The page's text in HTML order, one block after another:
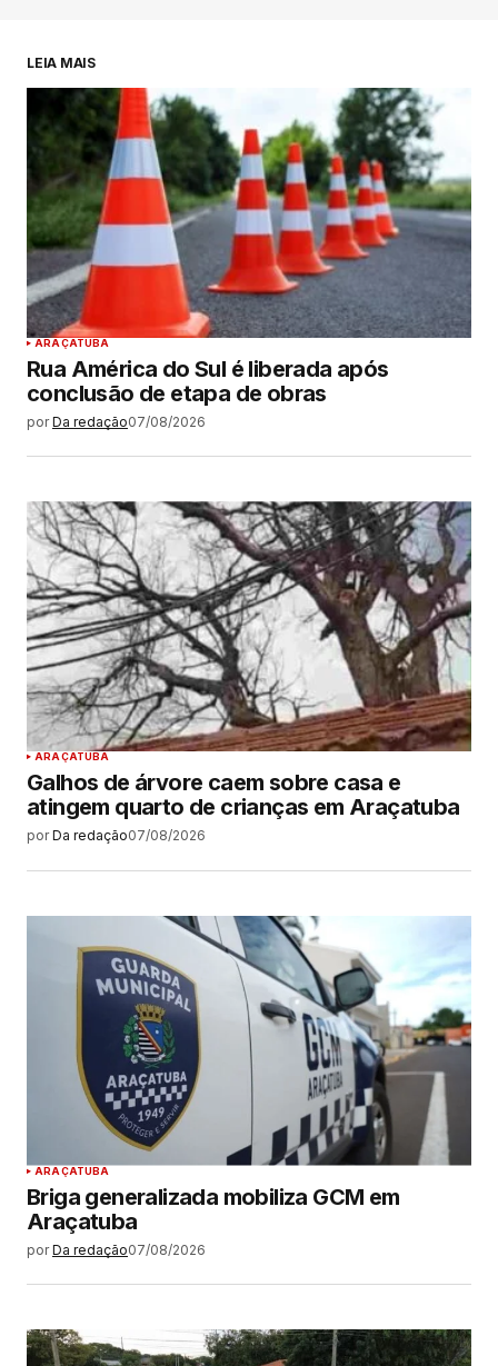
LEIA MAIS
ARAÇATUBA
Rua América do Sul é liberada após
conclusão de etapa de obras
por Da redação07/08/2026
ARAÇATUBA
Galhos de árvore caem sobre casa e
atingem quarto de crianças em Araçatuba
por Da redação07/08/2026
ARAÇATUBA
Briga generalizada mobiliza GCM em
Araçatuba
por Da redação07/08/2026